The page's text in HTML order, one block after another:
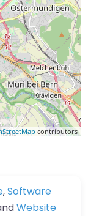
contributors
,Software
Website